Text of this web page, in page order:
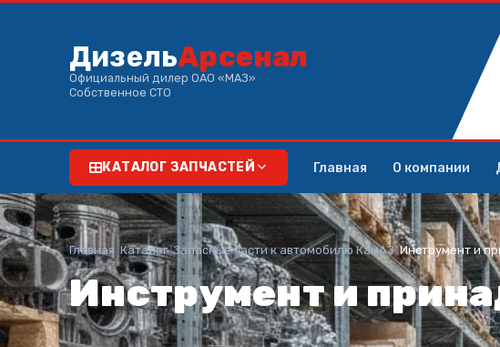
ДизельАрсенал
Официальный дилер ОАО «МАЗ»
Собственное СТО
КАТАЛОГ ЗАПЧАСТЕЙ Главная О компании
Главная/Каталог/Запасные части к автомобилю КамАЗ/Инструмент и
Инструмент и